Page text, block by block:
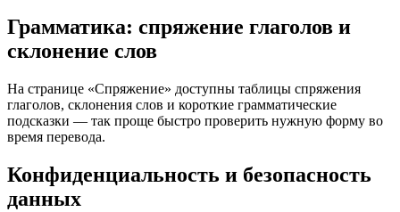
Грамматика: спряжение глаголов и
склонение слов
На странице «Спряжение» доступны таблицы спряжения
глаголов, склонения слов и короткие грамматические
подсказки — так проще быстро проверить нужную форму во
время перевода.
Конфиденциальность и безопасность
данных